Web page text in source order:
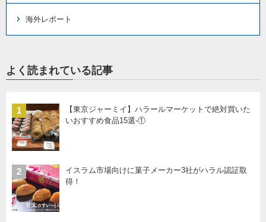
海外レポート
よく読まれている記事
1
【東京ジャーミイ】ハラールマーケットで絶対買いた
いおすすめ食品15選-①
2
イスラム市場向けに菓子メーカー3社がハラル認証取
得！